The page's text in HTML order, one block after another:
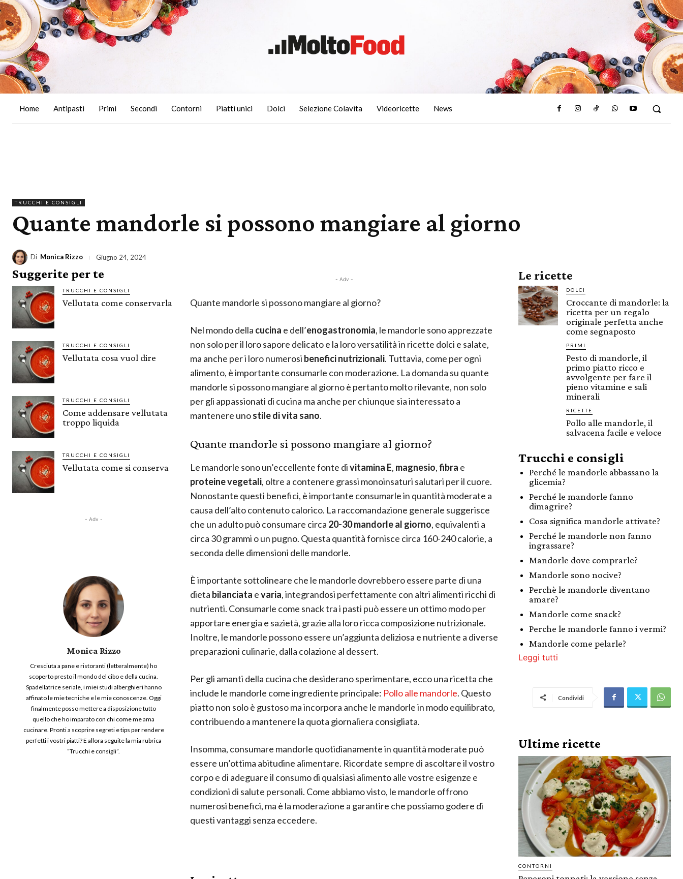
Home Antipasti Primi Secondi Contorni Piatti unici Dolci Selezione Colavita Videoricette News
TRUCCHI E CONSIGLI
Quante mandorle si possono mangiare al giorno
Di Monica Rizzo Giugno 24, 2024
Suggerite per te
TRUCCHI E CONSIGLI
Vellutata come conservarla
TRUCCHI E CONSIGLI
Vellutata cosa vuol dire
TRUCCHI E CONSIGLI
Come addensare vellutata
troppo liquida
TRUCCHI E CONSIGLI
Vellutata come si conserva
- Adv -
Monica Rizzo
Cresciuta a pane e ristoranti (letteralmente) ho
scoperto presto il mondo del cibo e della cucina.
Spadellatrice seriale, i miei studi alberghieri hanno
affinato le mie tecniche e le mie conoscenze. Oggi
finalmente posso mettere a disposizione tutto
quello che ho imparato con chi come me ama
cucinare. Pronti a scoprire segreti e tips per rendere
perfetti i vostri piatti? E allora seguite la mia rubrica
“Trucchi e consigli”.
- Adv -
Quante mandorle si possono mangiare al giorno?
Nel mondo della cucina e dell’enogastronomia, le mandorle sono apprezzate
non solo per il loro sapore delicato e la loro versatilità in ricette dolci e salate,
ma anche per i loro numerosi benefici nutrizionali. Tuttavia, come per ogni
alimento, è importante consumarle con moderazione. La domanda su quante
mandorle si possono mangiare al giorno è pertanto molto rilevante, non solo
per gli appassionati di cucina ma anche per chiunque sia interessato a
mantenere unostile di vita sano.
Quante mandorle si possono mangiare al giorno?
Le mandorle sono un’eccellente fonte divitamina E, magnesio,fibra e
proteine vegetali, oltre a contenere grassi monoinsaturi salutari per il cuore.
Nonostante questi benefici, è importante consumarle in quantità moderate a
causa dell’alto contenuto calorico. La raccomandazione generale suggerisce
che un adulto può consumare circa 20-30 mandorle al giorno, equivalenti a
circa 30 grammi o un pugno. Questa quantità fornisce circa 160-240 calorie, a
seconda delle dimensioni delle mandorle.
È importante sottolineare che le mandorle dovrebbero essere parte di una
dieta bilanciata evaria, integrandosi perfettamente con altri alimenti ricchi di
nutrienti. Consumarle come snack tra i pasti può essere un ottimo modo per
apportare energia e sazietà, grazie alla loro ricca composizione nutrizionale.
Inoltre, le mandorle possono essere un’aggiunta deliziosa e nutriente a diverse
preparazioni culinarie, dalla colazione al dessert.
Per gli amanti della cucina che desiderano sperimentare, ecco una ricetta che
include le mandorle come ingrediente principale: Pollo alle mandorle. Questo
piatto non solo è gustoso ma incorpora anche le mandorle in modo equilibrato,
contribuendo a mantenere la quota giornaliera consigliata.
Insomma, consumare mandorle quotidianamente in quantità moderate può
essere un’ottima abitudine alimentare. Ricordate sempre di ascoltare il vostro
corpo e di adeguare il consumo di qualsiasi alimento alle vostre esigenze e
condizioni di salute personali. Come abbiamo visto, le mandorle offrono
numerosi benefici, ma è la moderazione a garantire che possiamo godere di
questi vantaggi senza eccedere.
Le ricette
DOLCI
Croccante di mandorle: la
ricetta per un regalo
originale perfetta anche
come segnaposto
PRIMI
Pesto di mandorle, il
primo piatto ricco e
avvolgente per fare il
pieno vitamine e sali
minerali
RICETTE
Pollo alle mandorle, il
salvacena facile e veloce
Trucchi e consigli
Perché le mandorle abbassano la
glicemia?
Perché le mandorle fanno
dimagrire?
Cosa significa mandorle attivate?
Perché le mandorle non fanno
ingrassare?
Mandorle dove comprarle?
Mandorle sono nocive?
Perchè le mandorle diventano
amare?
Mandorle come snack?
Perche le mandorle fanno i vermi?
Mandorle come pelarle?
Leggi tutti
Condividi
Ultime ricette
CONTORNI